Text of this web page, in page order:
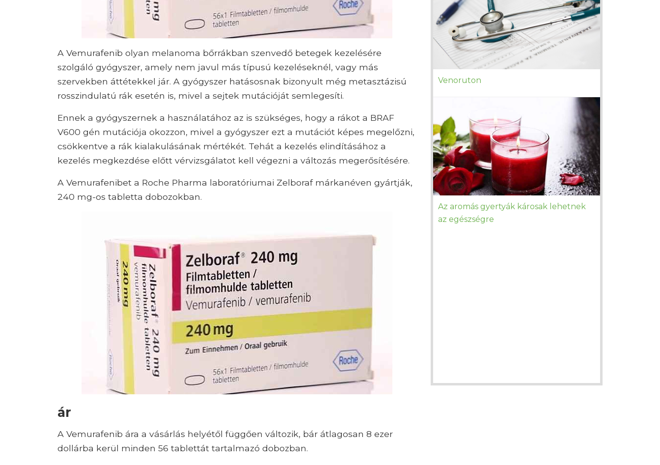
A Vemurafenib olyan melanoma bőrrákban szenvedő betegek kezelésére
szolgáló gyógyszer, amely nem javul más típusú kezeléseknél, vagy más
szervekben áttétekkel jár. A gyógyszer hatásosnak bizonyult még metasztázisú
rosszindulatú rák esetén is, mivel a sejtek mutációját semlegesíti.
Ennek a gyógyszernek a használatához az is szükséges, hogy a rákot a BRAF
V600 gén mutációja okozzon, mivel a gyógyszer ezt a mutációt képes megelőzni,
csökkentve a rák kialakulásának mértékét. Tehát a kezelés elindításához a
kezelés megkezdése előtt vérvizsgálatot kell végezni a változás megerősítésére.
A Vemurafenibet a Roche Pharma laboratóriumai Zelboraf márkanéven gyártják,
240 mg-os tabletta dobozokban.
ár
A Vemurafenib ára a vásárlás helyétől függően változik, bár átlagosan 8 ezer
dollárba kerül minden 56 tablettát tartalmazó dobozban.
Venoruton
Az aromás gyertyák károsak lehetnek
az egészségre